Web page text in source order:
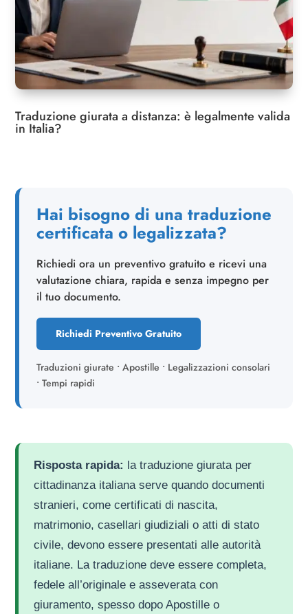
8
Domande frequenti
Progresso lettura:0%
Traduzione giurata a distanza: è legalmente valida
in Italia?
Hai bisogno di una traduzione
certificata o legalizzata?
Richiedi ora un preventivo gratuito e ricevi una
valutazione chiara, rapida e senza impegno per
il tuo documento.
Richiedi Preventivo Gratuito
Traduzioni giurate • Apostille • Legalizzazioni consolari
• Tempi rapidi
Risposta rapida: la traduzione giurata per
cittadinanza italiana serve quando documenti
stranieri, come certificati di nascita,
matrimonio, casellari giudiziali o atti di stato
civile, devono essere presentati alle autorità
italiane. La traduzione deve essere completa,
fedele all’originale e asseverata con
giuramento, spesso dopo Apostille o